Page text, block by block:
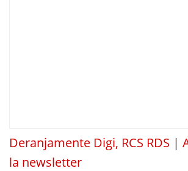
Deranjamente Digi, RCS RDS |
la newsletter